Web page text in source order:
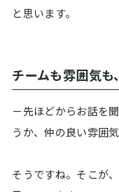
と思います。
チームも雰囲気
－先ほどからお話を
うか、仲の良い雰囲
そうですね。そこが